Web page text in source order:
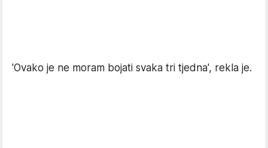
'Ovako je ne moram bojati svaka tri tjedna', rekla je.